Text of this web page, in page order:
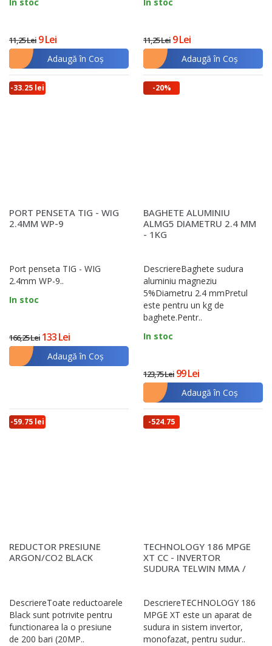
11,25 Lei 9 Lei
Adaugă în Coş
11,25 Lei 9 Lei
Adaugă în Coş
-33.25 lei
PORT PENSETA TIG - WIG
2.4MM WP-9
Port penseta TIG - WIG
2.4mm WP-9..
In stoc
166,25 Lei 133 Lei
Adaugă în Coş
-20%
BAGHETE ALUMINIU
ALMG5 DIAMETRU 2.4 MM
- 1KG
DescriereBaghete sudura
aluminiu magneziu
5%Diametru 2.4 mmPretul
este pentru un kg de
baghete.Pentr..
In stoc
123,75 Lei 99 Lei
Adaugă în Coş
-59.75 lei
REDUCTOR PRESIUNE
ARGON/CO2 BLACK
DescriereToate reductoarele
Black sunt potrivite pentru
functionarea la o presiune
de 200 bari (20MP..
-524.75
TECHNOLOGY 186 MPGE
XT CC - INVERTOR
SUDURA TELWIN MMA /
DescriereTECHNOLOGY 186
MPGE XT este un aparat de
sudura in sistem invertor,
monofazat, pentru sudur..